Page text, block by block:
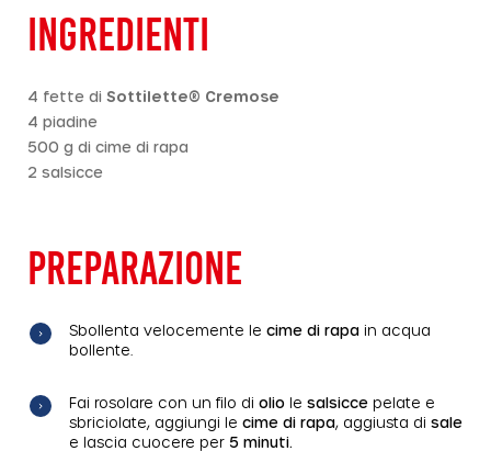
INGREDIENTI
4 fette di Sottilette® Cremose
4 piadine
500 g di cime di rapa
2 salsicce
PREPARAZIONE
Sbollenta velocemente le cime di rapa in acqua
bollente.
Fai rosolare con un filo di olio le salsicce pelate e
sbriciolate, aggiungi le cime di rapa, aggiusta di sale
e lascia cuocere per 5 minuti.